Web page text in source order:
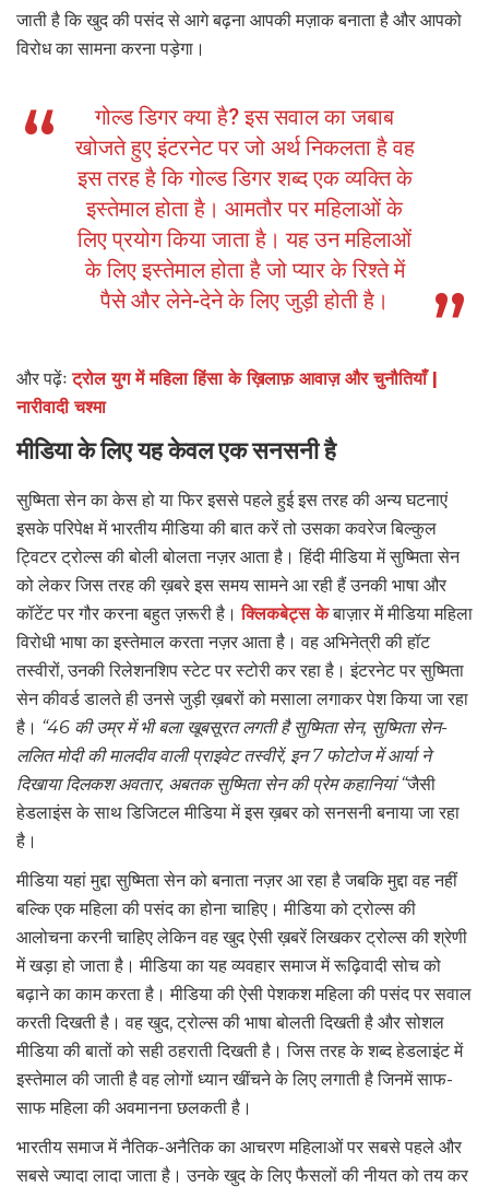
जाती है कि खुद की पसंद से आगे बढ़ना आपकी मज़ाक बनाता है और आपको
विरोध का सामना करना पड़ेगा।
गोल्ड डिगर क्या है? इस सवाल का जबाब
खोजते हुए इंटरनेट पर जो अर्थ निकलता है वह
इस तरह है कि गोल्ड डिगर शब्द एक व्यक्ति के
इस्तेमाल होता है। आमतौर पर महिलाओं के
लिए प्रयोग किया जाता है। यह उन महिलाओं
के लिए इस्तेमाल होता है जो प्यार के रिश्ते में
पैसे और लेने-देने के लिए जुड़ी होती है।
और पढ़ेंःट्रोल युग में महिला हिंसा के ख़िलाफ़ आवाज़ और चुनौतियाँ |
नारीवादी चश्मा
मीडिया के लिए यह केवल एक सनसनी है
सुष्मिता सेन का केस हो या फिर इससे पहले हुई इस तरह की अन्य घटनाएं
इसके परिपेक्ष में भारतीय मीडिया की बात करें तो उसका कवरेज बिल्कुल
ट्विटर ट्रोल्स की बोली बोलता नज़र आता है। हिंदी मीडिया में सुष्मिता सेन
को लेकर जिस तरह की ख़बरे इस समय सामने आ रही हैं उनकी भाषा और
कॉटेंट पर गौर करना बहुत ज़रूरी है।क्लिकबेट्स केबाज़ार में मीडिया महिला
विरोधी भाषा का इस्तेमाल करता नज़र आता है। वह अभिनेत्री की हॉट
तस्वीरों, उनकी रिलेशनशिप स्टेट पर स्टोरी कर रहा है। इंटरनेट पर सुष्मिता
सेन कीवर्ड डालते ही उनसे जुड़ी ख़बरों को मसाला लगाकर पेश किया जा रहा
है। “46 की उम्र में भी बला खूबसूरत लगती है सुष्मिता सेन, सुष्मिता सेन-
ललित मोदी की मालदीव वाली प्राइवेट तस्वीरें, इन 7 फोटोज में आर्या ने
दिखाया दिलकश अवतार, अबतक सुष्मिता सेन की प्रेम कहानियां “जैसी
हेडलाइंस के साथ डिजिटल मीडिया में इस ख़बर को सनसनी बनाया जा रहा
है।
मीडिया यहां मुद्दा सुष्मिता सेन को बनाता नज़र आ रहा है जबकि मुद्दा वह नहीं
बल्कि एक महिला की पसंद का होना चाहिए। मीडिया को ट्रोल्स की
आलोचना करनी चाहिए लेकिन वह खुद ऐसी ख़बरें लिखकर ट्रोल्स की श्रेणी
में खड़ा हो जाता है। मीडिया का यह व्यवहार समाज में रूढ़िवादी सोच को
बढ़ाने का काम करता है। मीडिया की ऐसी पेशकश महिला की पसंद पर सवाल
करती दिखती है। वह खुद, ट्रोल्स की भाषा बोलती दिखती है और सोशल
मीडिया की बातों को सही ठहराती दिखती है। जिस तरह के शब्द हेडलाइंट में
इस्तेमाल की जाती है वह लोगों ध्यान खींचने के लिए लगाती है जिनमें साफ-
साफ महिला की अवमानना छलकती है।
भारतीय समाज में नैतिक-अनैतिक का आचरण महिलाओं पर सबसे पहले और
सबसे ज्यादा लादा जाता है। उनके खुद के लिए फैसलों की नीयत को तय कर